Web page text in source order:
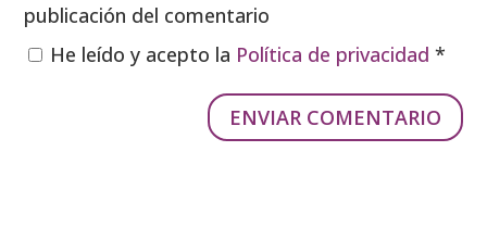
publicación del comentario
He leído y acepto la Política de privacidad*